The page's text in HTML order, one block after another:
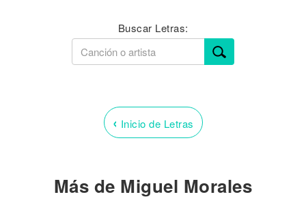
Buscar Letras:
‹ Inicio de Letras
Más de Miguel Morales